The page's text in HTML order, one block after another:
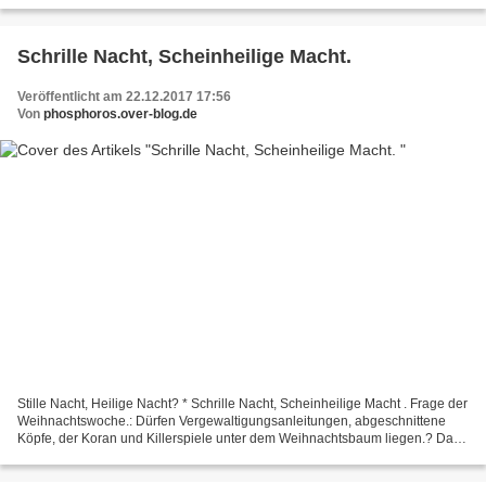
Schrille Nacht, Scheinheilige Macht.
Veröffentlicht am 22.12.2017 17:56
Von phosphoros.over-blog.de
Stille Nacht, Heilige Nacht? * Schrille Nacht, Scheinheilige Macht . Frage der
Weihnachtswoche.: Dürfen Vergewaltigungsanleitungen, abgeschnittene
Köpfe, der Koran und Killerspiele unter dem Weihnachtsbaum liegen.? Darf